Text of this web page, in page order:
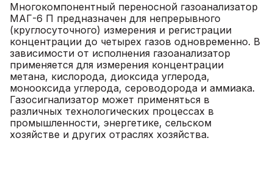
Многокомпонентный переносной газоанализатор
МАГ-6 П предназначен для непрерывного
(круглосуточного) измерения и регистрации
концентрации до четырех газов одновременно. В
зависимости от исполнения газоанализатор
применяется для измерения концентрации
метана, кислорода, диоксида углерода,
монооксида углерода, сероводорода и аммиака.
Газосигнализатор может применяться в
различных технологических процессах в
промышленности, энергетике, сельском
хозяйстве и других отраслях хозяйства.